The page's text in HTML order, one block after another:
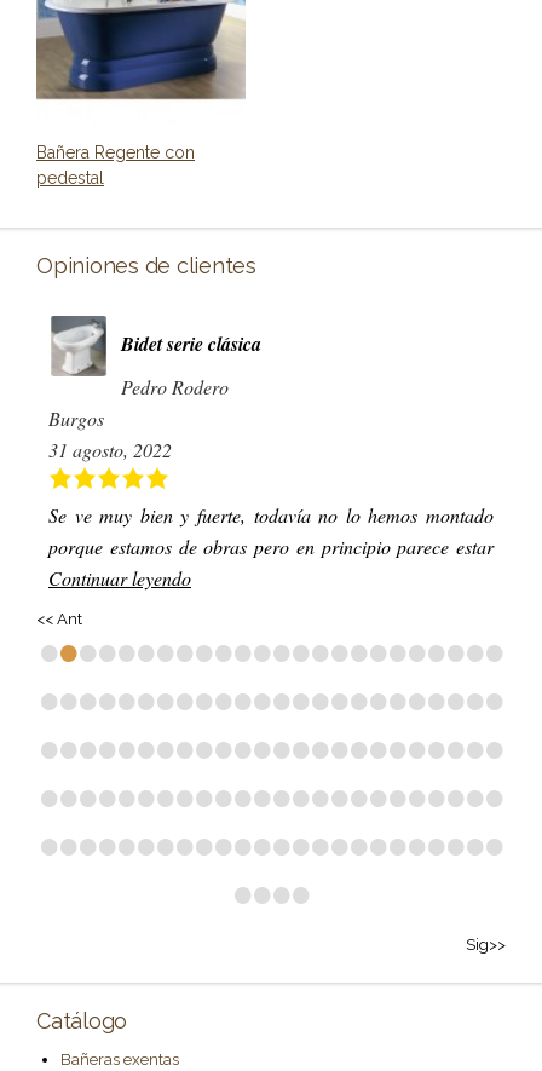
Bañera Regente con
pedestal
Opiniones de clientes
Bidet serie clásica
Pedro Rodero
Burgos
31 agosto, 2022
Se ve muy bien y fuerte, todavía no lo hemos montado
porque estamos de obras pero en principio parece estar
Continuar leyendo
<< Ant
••••••••••••••••••••••••
••••••••••••••••••••••••
••••••••••••••••••••••••
••••••••••••••••••••••••
••••••••••••••••••••••••
••••
Sig>>
Catálogo
Bañeras exentas